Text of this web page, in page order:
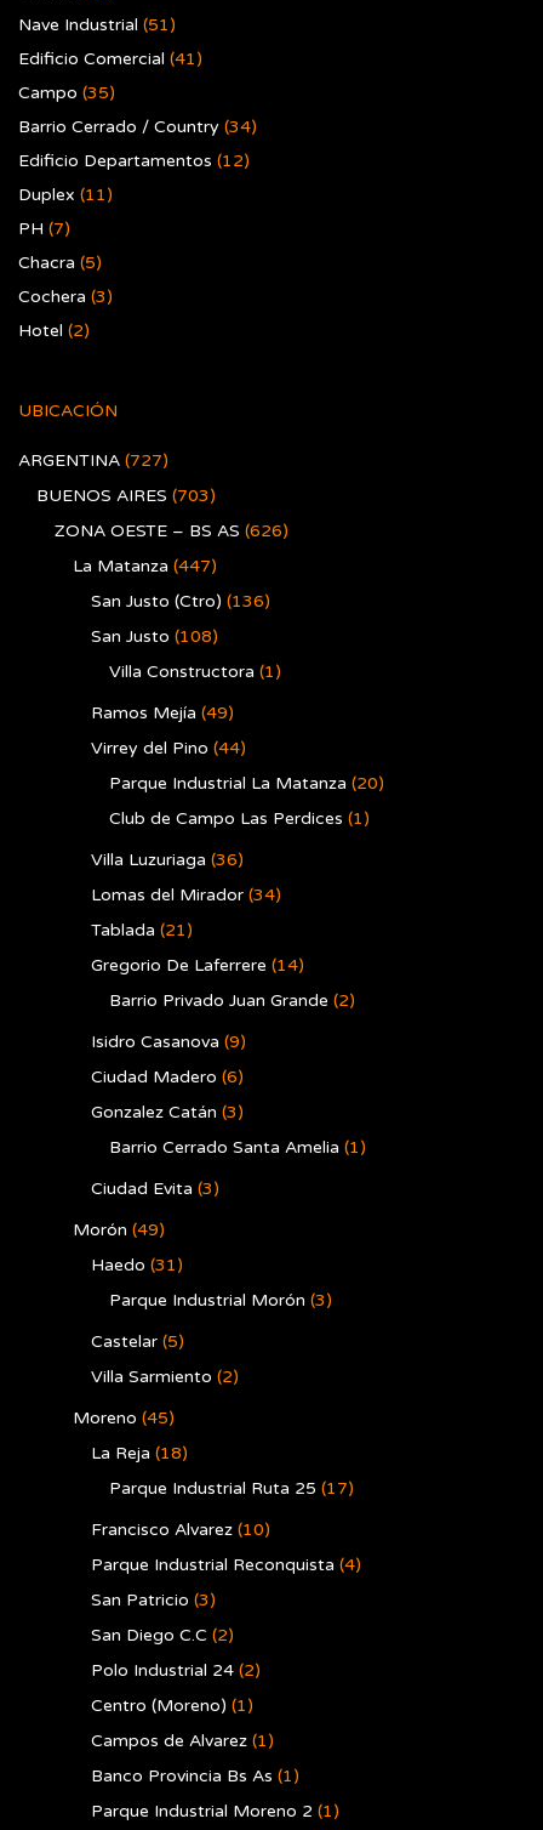
Nave Industrial (51)
Edificio Comercial (41)
Campo (35)
Barrio Cerrado / Country (34)
Edificio Departamentos (12)
Duplex (11)
PH (7)
Chacra (5)
Cochera (3)
Hotel (2)
UBICACIÓN
ARGENTINA (727)
BUENOS AIRES (703)
ZONA OESTE – BS AS (626)
La Matanza (447)
San Justo (Ctro) (136)
San Justo (108)
Villa Constructora (1)
Ramos Mejía (49)
Virrey del Pino (44)
Parque Industrial La Matanza (20)
Club de Campo Las Perdices (1)
Villa Luzuriaga (36)
Lomas del Mirador (34)
Tablada (21)
Gregorio De Laferrere (14)
Barrio Privado Juan Grande (2)
Isidro Casanova (9)
Ciudad Madero (6)
Gonzalez Catán (3)
Barrio Cerrado Santa Amelia (1)
Ciudad Evita (3)
Morón (49)
Haedo (31)
Parque Industrial Morón (3)
Castelar (5)
Villa Sarmiento (2)
Moreno (45)
La Reja (18)
Parque Industrial Ruta 25 (17)
Francisco Alvarez (10)
Parque Industrial Reconquista (4)
San Patricio (3)
San Diego C.C (2)
Polo Industrial 24 (2)
Centro (Moreno) (1)
Campos de Alvarez (1)
Banco Provincia Bs As (1)
Parque Industrial Moreno 2 (1)